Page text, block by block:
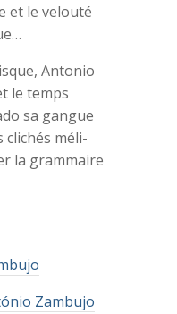
et le velouté
Antonio
le temps
sa gangue
méli-
la grammaire
Zambujo